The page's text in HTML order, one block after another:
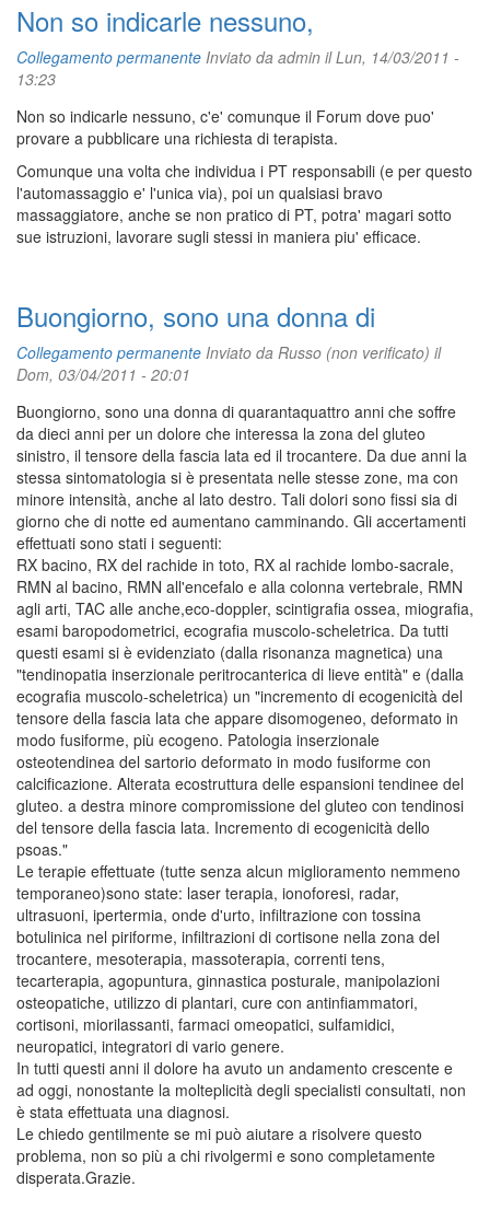
Non so indicarle nessuno,
Collegamento permanente Inviato da admin il Lun, 14/03/2011 -
13:23
Non so indicarle nessuno, c'e' comunque il Forum dove puo'
provare a pubblicare una richiesta di terapista.
Comunque una volta che individua i PT responsabili (e per questo
l'automassaggio e' l'unica via), poi un qualsiasi bravo
massaggiatore, anche se non pratico di PT, potra' magari sotto
sue istruzioni, lavorare sugli stessi in maniera piu' efficace.
Buongiorno, sono una donna di
Collegamento permanente Inviato da Russo (non verificato) il
Dom, 03/04/2011 - 20:01
Buongiorno, sono una donna di quarantaquattro anni che soffre
da dieci anni per un dolore che interessa la zona del gluteo
sinistro, il tensore della fascia lata ed il trocantere. Da due anni la
stessa sintomatologia si è presentata nelle stesse zone, ma con
minore intensità, anche al lato destro. Tali dolori sono fissi sia di
giorno che di notte ed aumentano camminando. Gli accertamenti
effettuati sono stati i seguenti:
RX bacino, RX del rachide in toto, RX al rachide lombo-sacrale,
RMN al bacino, RMN all'encefalo e alla colonna vertebrale, RMN
agli arti, TAC alle anche,eco-doppler, scintigrafia ossea, miografia,
esami baropodometrici, ecografia muscolo-scheletrica. Da tutti
questi esami si è evidenziato (dalla risonanza magnetica) una
"tendinopatia inserzionale peritrocanterica di lieve entità" e (dalla
ecografia muscolo-scheletrica) un "incremento di ecogenicità del
tensore della fascia lata che appare disomogeneo, deformato in
modo fusiforme, più ecogeno. Patologia inserzionale
osteotendinea del sartorio deformato in modo fusiforme con
calcificazione. Alterata ecostruttura delle espansioni tendinee del
gluteo. a destra minore compromissione del gluteo con tendinosi
del tensore della fascia lata. Incremento di ecogenicità dello
psoas."
Le terapie effettuate (tutte senza alcun miglioramento nemmeno
temporaneo)sono state: laser terapia, ionoforesi, radar,
ultrasuoni, ipertermia, onde d'urto, infiltrazione con tossina
botulinica nel piriforme, infiltrazioni di cortisone nella zona del
trocantere, mesoterapia, massoterapia, correnti tens,
tecarterapia, agopuntura, ginnastica posturale, manipolazioni
osteopatiche, utilizzo di plantari, cure con antinfiammatori,
cortisoni, miorilassanti, farmaci omeopatici, sulfamidici,
neuropatici, integratori di vario genere.
In tutti questi anni il dolore ha avuto un andamento crescente e
ad oggi, nonostante la molteplicità degli specialisti consultati, non
è stata effettuata una diagnosi.
Le chiedo gentilmente se mi può aiutare a risolvere questo
problema, non so più a chi rivolgermi e sono completamente
disperata.Grazie.